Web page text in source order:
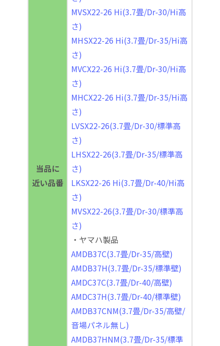
当品に
近い品番
MVSX22-26 Hi(3.7畳/Dr-30/Hi高
さ)
MHSX22-26 Hi(3.7畳/Dr-35/Hi高
さ)
MVCX22-26 Hi(3.7畳/Dr-30/Hi高
さ)
MHCX22-26 Hi(3.7畳/Dr-35/Hi高
さ)
LVSX22-26(3.7畳/Dr-30/標準高
さ)
LHSX22-26(3.7畳/Dr-35/標準高
さ)
LKSX22-26 Hi(3.7畳/Dr-40/Hi高
さ)
MVSX22-26(3.7畳/Dr-30/標準高
さ)
・ヤマハ製品
AMDB37C(3.7畳/Dr-35/高壁)
AMDB37H(3.7畳/Dr-35/標準壁)
AMDC37C(3.7畳/Dr-40/高壁)
AMDC37H(3.7畳/Dr-40/標準壁)
AMDB37CNM(3.7畳/Dr-35/高壁/
音場パネル無し)
AMDB37HNM(3.7畳/Dr-35/標準